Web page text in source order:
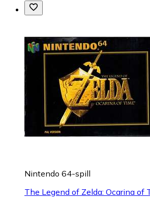
Nintendo 64-spill
The Legend of Zelda: Ocarina of